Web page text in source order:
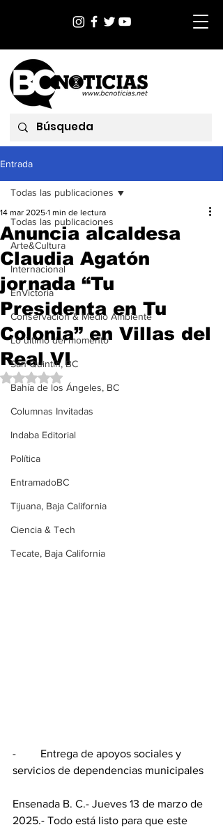
Entrada
Todas las publicaciones
Arte&Cultura
Internacional
EnVictoria
Conservación & Medio Ambiente
Lo último del momento
San Quintín, BC
Bahía de los Ángeles, BC
Columnas Invitadas
Indaba Editorial
Política
EntramadoBC
Tijuana, Baja California
Ciencia & Tech
Tecate, Baja California
Todas las publicaciones
Anuncia alcaldesa
Claudia Agatón
jornada “Tu
Presidenta en Tu
Colonia” en Villas del
Real VI
14 mar 2025 1 min de lectura
Obtuvo NaN de 5 estrellas.
-	Entrega de apoyos sociales y
servicios de dependencias municipales
Ensenada B. C.- Jueves 13 de marzo de
2025.- Todo está listo para que este